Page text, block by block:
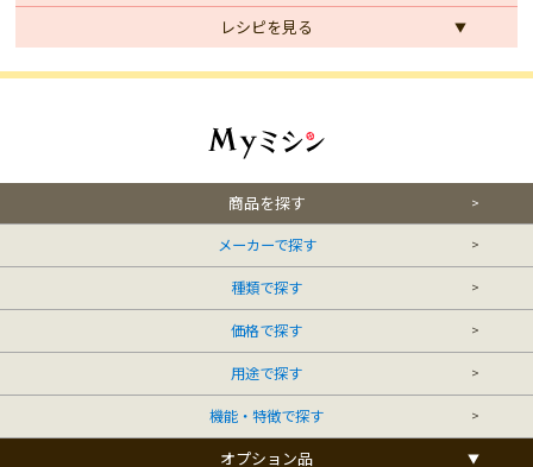
レシピを見る
商品を探す
メーカーで探す
種類で探す
価格で探す
用途で探す
機能・特徴で探す
オプション品